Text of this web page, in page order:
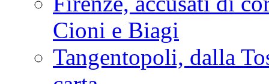
Cioni e Biagi
Tangentopoli, dalla